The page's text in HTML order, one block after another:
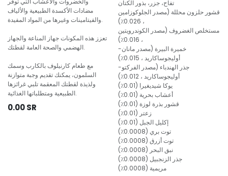
مضادات الأكسدة الطبيعية والألياف
والفيتامينات وغيرها من المواد المفيدة.
تعزز هذه المكونات جهاز المناعة والجهاز
الهضمي والصحة العامة لقطتك.
مع طعام كارنيلوف بالكارب وسمك
السلمون، يمكنك تقديم وجبة متوازنة
ولذيذة لقطتك المعقمة تلبي غرائزها
الطبيعية ومتطلباتها الغذائية.
0.00SR
تفاح، جزر، بذور الكتان
قشور حلزون محللة (مصدر الجلوكوزامين
، 0.026٪)
مستخلص الغضروف (مصدر الكوندرويتين
، 0.016٪)
خميرة البيرة (مصدر مانان-
أوليجوساكاريد ، 0.015٪)
جذر الهندباء (مصدر الفركتو-
أوليجوساكاريد ، 0.012٪)
يوكا شيديغيرا (0.01٪)
أعشاب بحرية (0.01٪)
قشور بذرة لوزة (0.01٪)
زعتر (0.01٪)
إكليل الجبل (0.01٪)
توت بري (0.0008٪)
توت أزرق (0.0008٪)
نبق البحر (0.0008٪)
جذر الزنجبيل (0.0008٪)
مريمية (0.0008٪)